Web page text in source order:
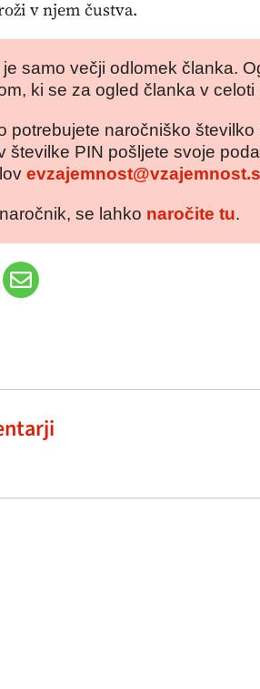
v njem čustva.
samo večji odlomek članka.
ki se za ogled članka v celoti
potrebujete naročniško
številke PIN pošljete svoje
se lahko naročite tu.